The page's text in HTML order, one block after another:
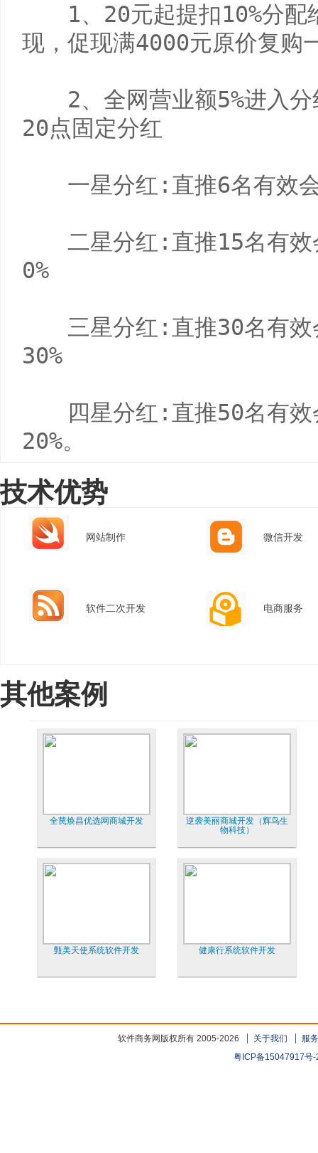
1、20元起提扣10%分配
现，促现满4000元原价复购
2、全网营业额5%进入分
20点固定分红
一星分红:直推6名有效会
二星分红:直推15名有效
0%
三星分红:直推30名有效
30%
四星分红:直推50名有效
20%。
技术优势
网站制作 微信开发
软件二次开发 电商服务
其他案例
全苠焕昌优选网商城开发
逆袭美丽商城开发（辉鸟生
物科技）
甄美天使系统软件开发 健康行系统软件开发
软件商务网版权所有 2005-2026 关于我们
服
粤ICP备15047917号-